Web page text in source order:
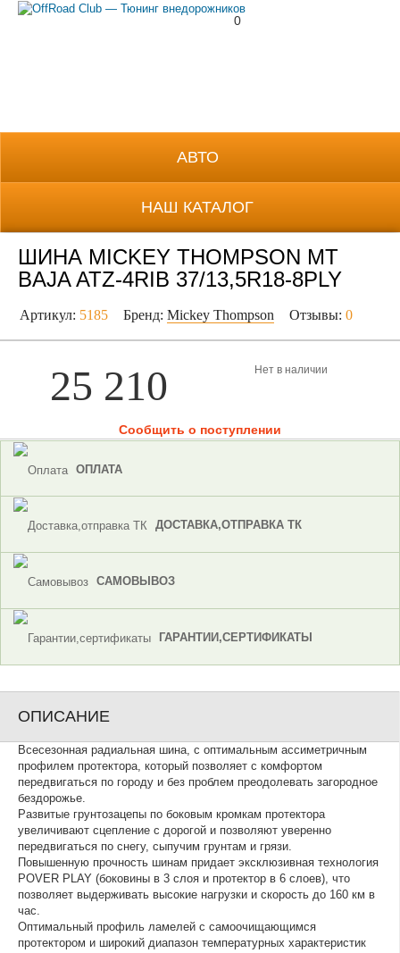
0
АВТО
НАШ КАТАЛОГ
ШИНА MICKEY THOMPSON MT
BAJA ATZ-4RIB 37/13,5R18-8PLY
Артикул: 5185 Бренд: Mickey Thompson Отзывы: 0
25 210 Нет в наличии
Сообщить о поступлении
ОПЛАТА
ДОСТАВКА,ОТПРАВКА ТК
САМОВЫВОЗ
ГАРАНТИИ,СЕРТИФИКАТЫ
ОПИСАНИЕ
Всесезонная радиальная шина, с оптимальным ассиметричным
профилем протектора, который позволяет с комфортом
передвигаться по городу и без проблем преодолевать загородное
бездорожье.
Развитые грунтозацепы по боковым кромкам протектора
увеличивают сцепление с дорогой и позволяют уверенно
передвигаться по снегу, сыпучим грунтам и грязи.
Повышенную прочность шинам придает эксклюзивная технология
POVER PLAY (боковины в 3 слоя и протектор в 6 слоев), что
позволяет выдерживать высокие нагрузки и скорость до 160 км в
час.
Оптимальный профиль ламелей с самоочищающимся
протектором и широкий диапазон температурных характеристик